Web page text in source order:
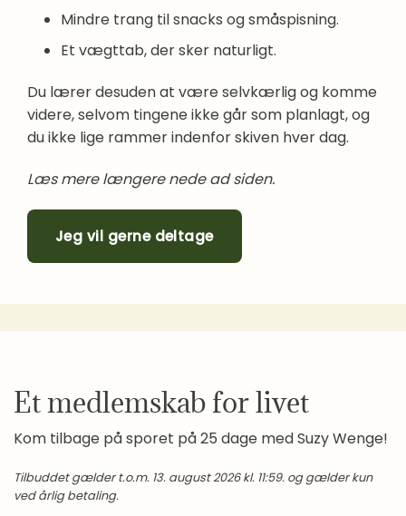
Mindre trang til snacks og småspisning.
Et vægttab, der sker naturligt.
Du lærer desuden at være selvkærlig og komme
videre, selvom tingene ikke går som planlagt, og
du ikke lige rammer indenfor skiven hver dag.
Læs mere længere nede ad siden.
Jeg vil gerne deltage
Et medlemskab for livet
Kom tilbage på sporet på 25 dage med Suzy Wenge!
Tilbuddet gælder t.o.m. 13. august 2026 kl. 11:59. og gælder kun
ved årlig betaling.